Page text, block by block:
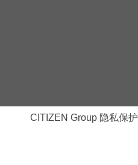
CITIZEN Group 隐私保护